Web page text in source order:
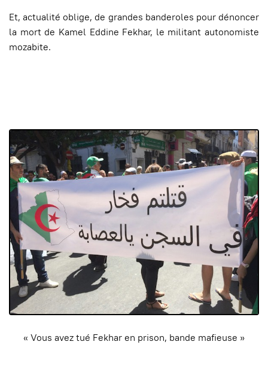
Et, actualité oblige, de grandes banderoles pour dénoncer
la mort de Kamel Eddine Fekhar, le militant autonomiste
mozabite.
« Vous avez tué Fekhar en prison, bande mafieuse »